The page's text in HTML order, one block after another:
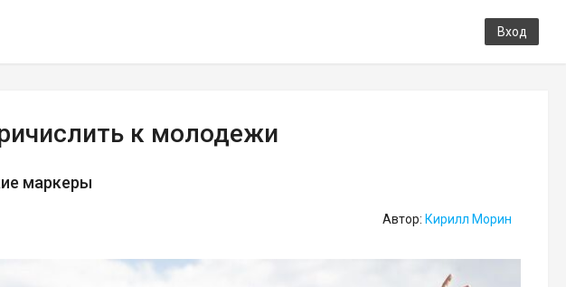
Вход
к молодежи
маркеры
Автор: Кирилл Морин